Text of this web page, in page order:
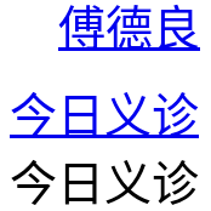
傅德良
今日义诊
今日义诊